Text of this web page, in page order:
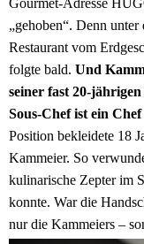
Gourmet-Adresse
„gehoben“. Denn
Restaurant vom
folgte bald. Und
seiner fast 20-
Sous-Chef ist ein
Position bekleidete 18
Kammeier. So
kulinarische Zepter im
konnte. War die
nur die Kammeiers –